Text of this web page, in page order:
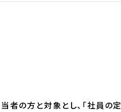
の方と対象とし、「社員の定